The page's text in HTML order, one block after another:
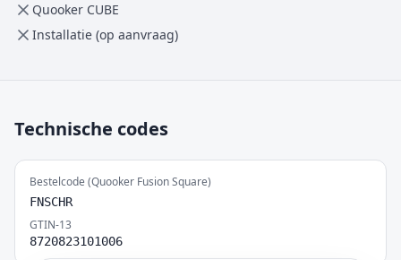
Quooker CUBE
Installatie (op aanvraag)
Technische codes
Bestelcode (Quooker Fusion Square)
FNSCHR
GTIN-13
8720823101006